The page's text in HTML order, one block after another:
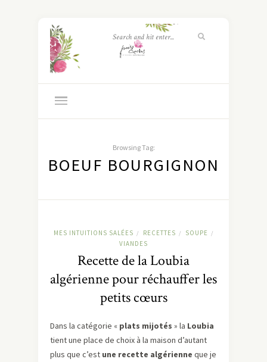
Browsing Tag:
BOEUF BOURGIGNON
MES INTUITIONS SALÉES / RECETTES / SOUPE /
VIANDES
Recette de la Loubia
algérienne pour réchauffer les
petits cœurs
Dans la catégorie « plats mijotés » la Loubia
tient une place de choix à la maison d’autant
plus que c’est une recette algérienne que je